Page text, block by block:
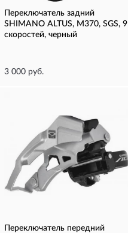
Переключатель задний
SHIMANO ALTUS, M370, SGS, 9
скоростей, черный
3 000 руб.
Переключатель передний